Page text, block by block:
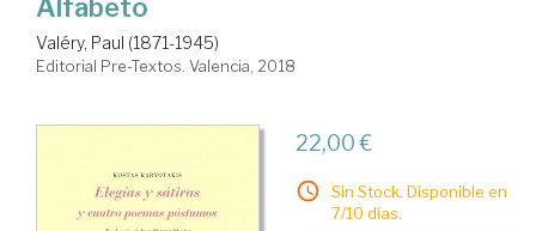
Alfabeto
Valéry, Paul (1871-1945)
Editorial Pre-Textos. Valencia, 2018
22,00 €
Sin Stock. Disponible en
7/10 días.